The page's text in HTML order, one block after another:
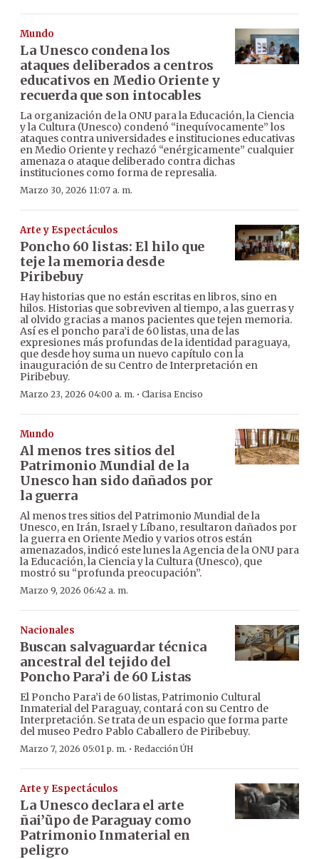
Mundo
La Unesco condena los
ataques deliberados a centros
educativos en Medio Oriente y
recuerda que son intocables
La organización de la ONU para la Educación, la Ciencia
y la Cultura (Unesco) condenó “inequívocamente” los
ataques contra universidades e instituciones educativas
en Medio Oriente y rechazó “enérgicamente” cualquier
amenaza o ataque deliberado contra dichas
instituciones como forma de represalia.
Marzo 30, 2026 11:07 a. m.
Arte y Espectáculos
Poncho 60 listas: El hilo que
teje la memoria desde
Piribebuy
Hay historias que no están escritas en libros, sino en
hilos. Historias que sobreviven al tiempo, a las guerras y
al olvido gracias a manos pacientes que tejen memoria.
Así es el poncho para’i de 60 listas, una de las
expresiones más profundas de la identidad paraguaya,
que desde hoy suma un nuevo capítulo con la
inauguración de su Centro de Interpretación en
Piribebuy.
Marzo 23, 2026 04:00 a. m. · Clarisa Enciso
Mundo
Al menos tres sitios del
Patrimonio Mundial de la
Unesco han sido dañados por
la guerra
Al menos tres sitios del Patrimonio Mundial de la
Unesco, en Irán, Israel y Líbano, resultaron dañados por
la guerra en Oriente Medio y varios otros están
amenazados, indicó este lunes la Agencia de la ONU para
la Educación, la Ciencia y la Cultura (Unesco), que
mostró su “profunda preocupación”.
Marzo 9, 2026 06:42 a. m.
Nacionales
Buscan salvaguardar técnica
ancestral del tejido del
Poncho Para’i de 60 Listas
El Poncho Para’i de 60 listas, Patrimonio Cultural
Inmaterial del Paraguay, contará con su Centro de
Interpretación. Se trata de un espacio que forma parte
del museo Pedro Pablo Caballero de Piribebuy.
Marzo 7, 2026 05:01 p. m. · Redacción ÚH
Arte y Espectáculos
La Unesco declara el arte
ñai’ũpo de Paraguay como
Patrimonio Inmaterial en
peligro